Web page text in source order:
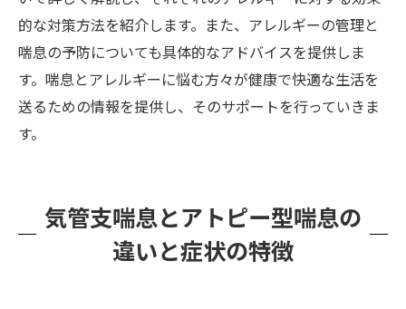
的な対策方法を紹介します。また、アレルギーの管理と
喘息の予防についても具体的なアドバイスを提供しま
す。喘息とアレルギーに悩む方々が健康で快適な生活を
送るための情報を提供し、そのサポートを行っていきま
す。
気管支喘息とアトピー型喘息の
違いと症状の特徴